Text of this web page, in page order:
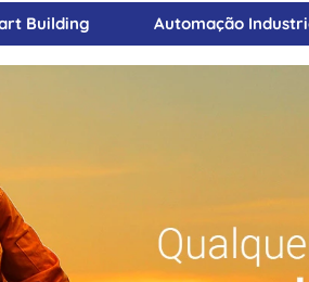
Building Automação